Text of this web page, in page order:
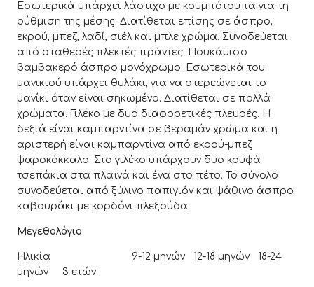
Εσωτερικά υπάρχει λάστιχο με κουμπότρυπα για τη
ρύθμιση της μέσης. Διατίθεται επίσης σε άσπρο,
εκρού, μπεζ, λαδί, σιέλ και μπλε χρώμα. Συνοδεύεται
από σταθερές πλεκτές τιράντες. Πουκάμισο
βαμβακερό άσπρο μονόχρωμο. Εσωτερικά του
μανικιού υπάρχει θυλάκι, για να στερεώνεται το
μανίκι όταν είναι σηκωμένο. Διατίθεται σε πολλά
χρώματα. Γιλέκο με δυο διαφορετικές πλευρές. Η
δεξιά είναι καμπαρντίνα σε βεραμάν χρώμα και η
αριστερή είναι καμπαρντίνα από εκρού-μπεζ
ψαροκόκκαλο. Στο γιλέκο υπάρχουν δυο κρυφά
τσεπάκια στα πλαϊνά και ένα στο πέτο. Το σύνολο
συνοδεύεται από ξύλινο παπιγιόν και ψάθινο άσπρο
καβουράκι με κορδόνι πλεξούδα.
Μεγεθολόγιο
Ηλικία 9-12 μηνών 12-18 μηνών 18-24
μηνών 3 ετών